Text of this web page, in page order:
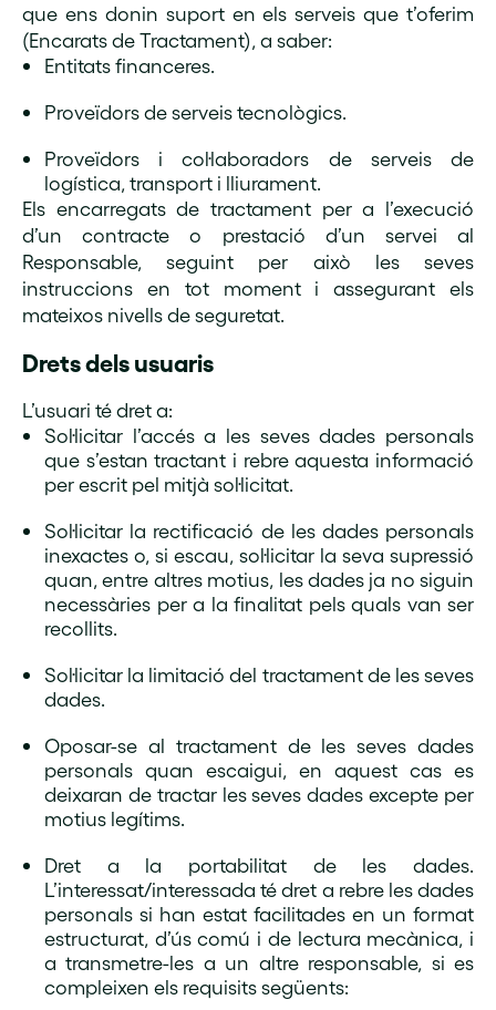
que ens donin suport en els serveis que t’oferim
(Encarats de Tractament), a saber:
Entitats financeres.
Proveïdors de serveis tecnològics.
Proveïdors i col·laboradors de serveis de
logística, transport i lliurament.
Els encarregats de tractament per a l’execució
d’un contracte o prestació d’un servei al
Responsable, seguint per això les seves
instruccions en tot moment i assegurant els
mateixos nivells de seguretat.
Drets dels usuaris
L’usuari té dret a:
Sol·licitar l’accés a les seves dades personals
que s’estan tractant i rebre aquesta informació
per escrit pel mitjà sol·licitat.
Sol·licitar la rectificació de les dades personals
inexactes o, si escau, sol·licitar la seva supressió
quan, entre altres motius, les dades ja no siguin
necessàries per a la finalitat pels quals van ser
recollits.
Sol·licitar la limitació del tractament de les seves
dades.
Oposar-se al tractament de les seves dades
personals quan escaigui, en aquest cas es
deixaran de tractar les seves dades excepte per
motius legítims.
Dret a la portabilitat de les dades.
L’interessat/interessada té dret a rebre les dades
personals si han estat facilitades en un format
estructurat, d’ús comú i de lectura mecànica, i
a transmetre-les a un altre responsable, si es
compleixen els requisits següents: